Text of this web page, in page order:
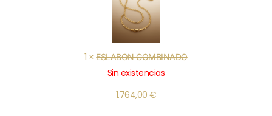
1 ×ESLABON COMBINADO
Sin existencias
1.764,00 €